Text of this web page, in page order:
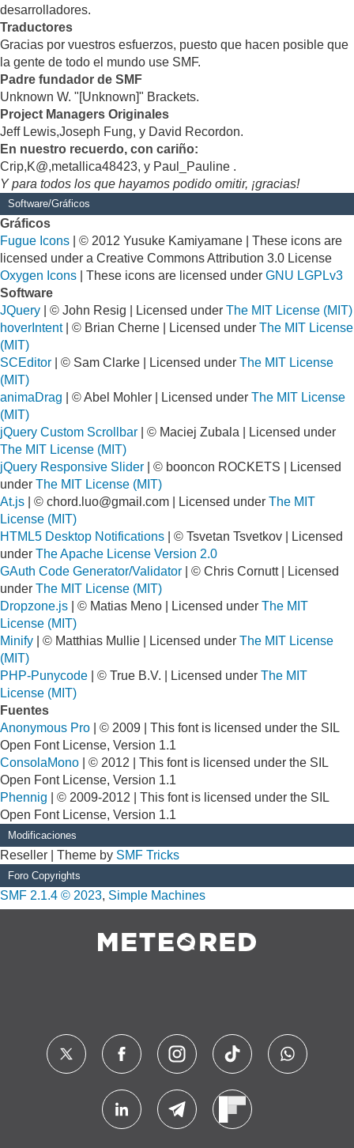
desarrolladores.
Traductores
Gracias por vuestros esfuerzos, puesto que hacen posible que
la gente de todo el mundo use SMF.
Padre fundador de SMF
Unknown W. "[Unknown]" Brackets.
Project Managers Originales
Jeff Lewis,Joseph Fung, y David Recordon.
En nuestro recuerdo, con cariño:
Crip,K@,metallica48423, y Paul_Pauline .
Y para todos los que hayamos podido omitir, ¡gracias!
Software/Gráficos
Gráficos
Fugue Icons | © 2012 Yusuke Kamiyamane | These icons are
licensed under a Creative Commons Attribution 3.0 License
Oxygen Icons | These icons are licensed under GNU LGPLv3
Software
JQuery | © John Resig | Licensed under The MIT License (MIT)
hoverIntent| © Brian Cherne | Licensed under The MIT License
(MIT)
SCEditor | © Sam Clarke | Licensed under The MIT License
(MIT)
animaDrag | © Abel Mohler | Licensed under The MIT License
(MIT)
jQuery Custom Scrollbar | © Maciej Zubala | Licensed under
The MIT License (MIT)
jQuery Responsive Slider | © booncon ROCKETS | Licensed
under The MIT License (MIT)
At.js | © chord.luo@gmail.com | Licensed under The MIT
License (MIT)
HTML5 Desktop Notifications | © Tsvetan Tsvetkov | Licensed
under The Apache License Version 2.0
GAuth Code Generator/Validator | © Chris Cornutt | Licensed
under The MIT License (MIT)
Dropzone.js | © Matias Meno | Licensed under The MIT
License (MIT)
Minify | © Matthias Mullie | Licensed under The MIT License
(MIT)
PHP-Punycode | © True B.V. | Licensed under The MIT
License (MIT)
Fuentes
Anonymous Pro | © 2009 | This font is licensed under the SIL
Open Font License, Version 1.1
ConsolaMono | © 2012 | This font is licensed under the SIL
Open Font License, Version 1.1
Phennig | © 2009-2012 | This font is licensed under the SIL
Open Font License, Version 1.1
Modificaciones
Reseller | Theme by SMF Tricks
Foro Copyrights
SMF 2.1.4 © 2023, Simple Machines